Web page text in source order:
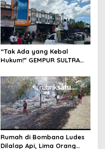
“Tak Ada yang Kebal
Hukum!” GEMPUR SULTRA
Tanawali dan PT
Tadisangka, Siap Kuasai
Lahan Puuwatu
Rumah di Bombana Ludes
Dilalap Api, Lima Orang